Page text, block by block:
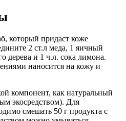
который придаст коже
2 ст.л меда, 1 яичный
дерева и 1 ч.л. сока лимона.
наносится на кожу и
компонент, как натуральный
экосредством). Для
смешать 50 г продукта с